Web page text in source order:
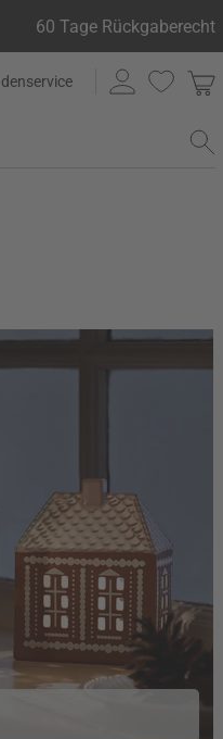
60 Tage Rückgaberecht